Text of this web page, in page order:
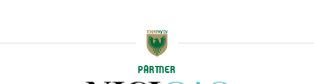
PARTNER